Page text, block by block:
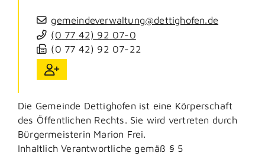
gemeindeverwaltung@dettighofen.de
(0 77 42) 92 07-0
(0 77 42) 92 07-22
Die Gemeinde Dettighofen ist eine Körperschaft
des Öffentlichen Rechts. Sie wird vertreten durch
Bürgermeisterin Marion Frei.
Inhaltlich Verantwortliche gemäß § 5